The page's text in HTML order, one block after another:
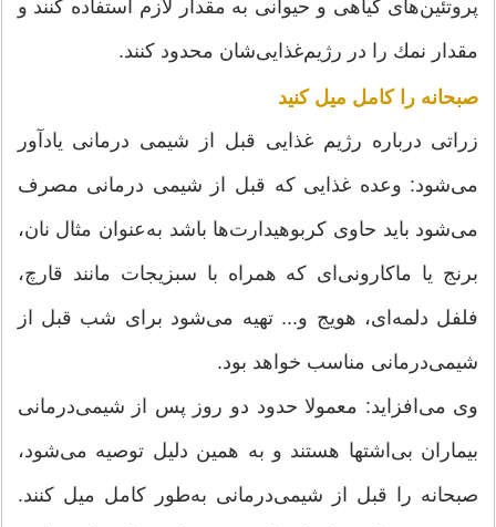
پروتئین‌های گیاهی و حیوانی به مقدار لازم استفاده كنند و
مقدار نمك را در رژیم‌غذایی‌شان محدود كنند.
صبحانه را كامل میل كنید
زراتی درباره رژیم غذایی قبل از شیمی درمانی یادآور
می‌شود: وعده غذایی كه قبل از شیمی درمانی مصرف
می‌شود باید حاوی كربوهیدارت‌ها باشد به‌عنوان مثال نان،
برنج یا ماكارونی‌ای كه همراه با سبزیجات مانند قارچ،
فلفل دلمه‌ای، هویج و... تهیه می‌شود برای شب قبل از
شیمی‌درمانی مناسب خواهد بود.
وی می‌افزاید: معمولا حدود دو روز پس از شیمی‌درمانی
بیماران بی‌اشتها هستند و به همین دلیل توصیه می‌شود،
صبحانه را قبل از شیمی‌درمانی به‌طور كامل میل كنند.